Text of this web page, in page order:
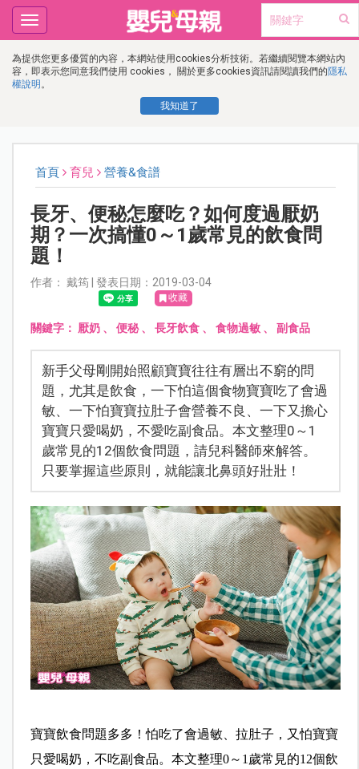
為提供您更多優質的內容，本網站使用cookies分析技術。若繼續閱覽本網站內
容，即表示您同意我們使用 cookies， 關於更多cookies資訊請閱讀我們的隱私
權說明 。
我知道了
Toggle
navigation
首頁 育兒 營養&食譜
長牙、便秘怎麼吃？如何度過厭奶
期？一次搞懂0～1歲常見的飲食問
題！
作者： 戴筠 | 發表日期：2019-03-04
收藏
關鍵字： 厭奶、 便秘、 長牙飲食、 食物過敏、 副食品
新手父母剛開始照顧寶寶往往有層出不窮的問
題，尤其是飲食，一下怕這個食物寶寶吃了會過
敏、一下怕寶寶拉肚子會營養不良、一下又擔心
寶寶只愛喝奶，不愛吃副食品。本文整理0～1
歲常見的12個飲食問題，請兒科醫師來解答。
只要掌握這些原則，就能讓北鼻頭好壯壯！
寶寶飲食問題多多！怕吃了會過敏、拉肚子，又怕寶寶
只愛喝奶，不吃副食品。本文整理0～1歲常見的12個飲